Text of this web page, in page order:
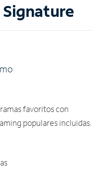
o
favoritos con
populares incluidas.